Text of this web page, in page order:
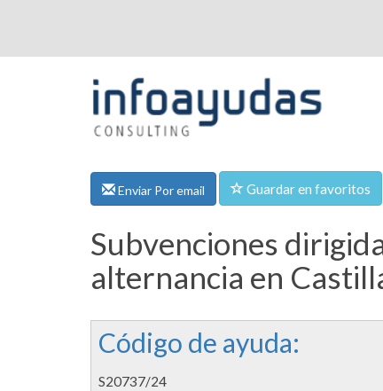
Enviar Por email Guardar en favoritos
Subvenciones
alternancia en
Código de ayuda:
S20737/24